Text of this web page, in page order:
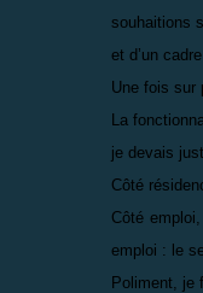
souhaitions
et d’un
Une fois sur
La
je devais
Côté
Côté
emploi : le
Poliment, je